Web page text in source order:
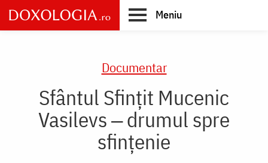
Skip
to
main
Meniu
Documentar
Sfântul Sfințit Mucenic
Vasilevs ‒ drumul spre
sfințenie